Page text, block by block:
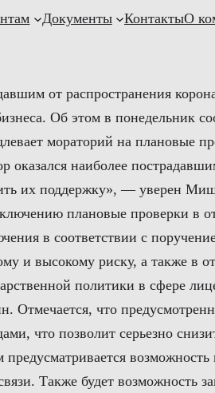
Документы КонтактыО
от распространения
Об этом в понедельник
мораторий на плановые
наиболее
их поддержку», — уверен
плановые проверки в
в соответствии с
и высокому риску, а также в
политики в сфере
Отмечается, что
что позволит серьезно
Также будет возможность